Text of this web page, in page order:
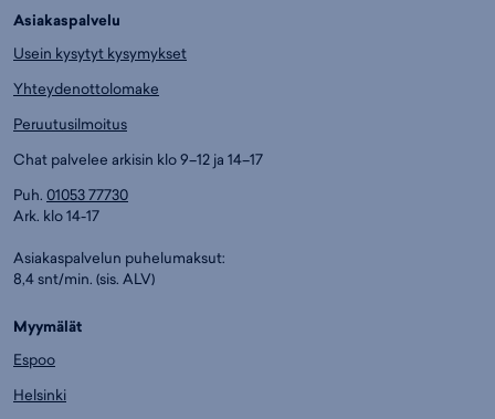
Asiakaspalvelu
Usein kysytyt kysymykset
Yhteydenottolomake
Peruutusilmoitus
Chat palvelee arkisin klo 9–12 ja 14–17
Puh. 01053 77730
Ark. klo 14-17
Asiakaspalvelun puhelumaksut:
8,4 snt/min. (sis. ALV)
Myymälät
Espoo
Helsinki